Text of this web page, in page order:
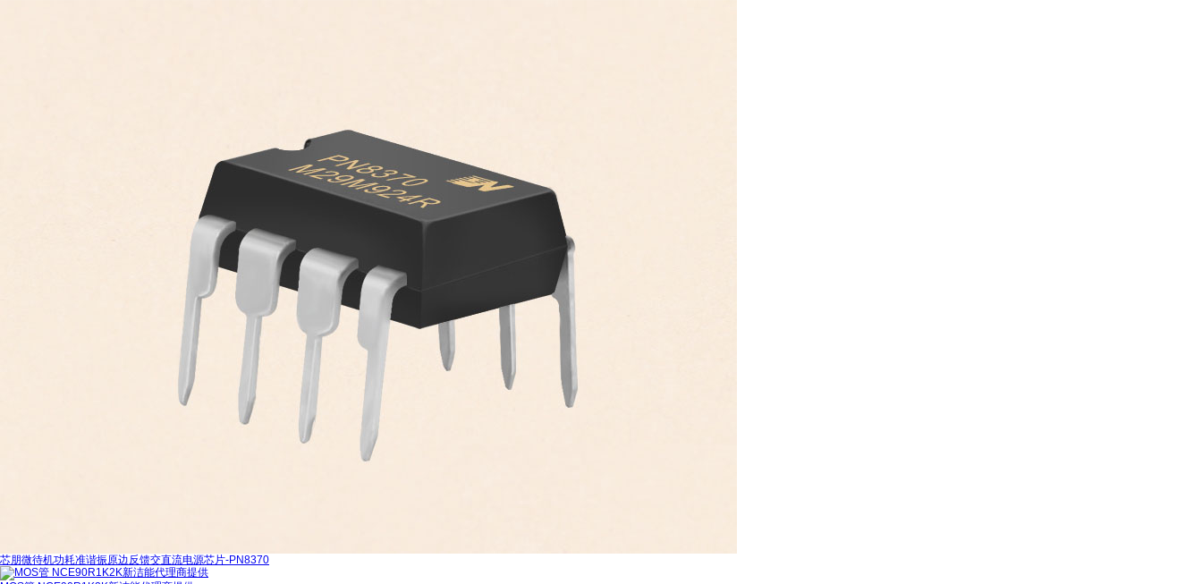
芯朋微待机功耗准谐振原边反馈交直流电源芯片-PN8370